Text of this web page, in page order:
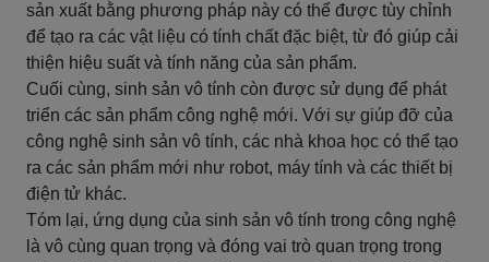
sản xuất bằng phương pháp này có thể được tùy chỉnh
để tạo ra các vật liệu có tính chất đặc biệt, từ đó giúp cải
thiện hiệu suất và tính năng của sản phẩm.
Cuối cùng, sinh sản vô tính còn được sử dụng để phát
triển các sản phẩm công nghệ mới. Với sự giúp đỡ của
công nghệ sinh sản vô tính, các nhà khoa học có thể tạo
ra các sản phẩm mới như robot, máy tính và các thiết bị
điện tử khác.
Tóm lại, ứng dụng của sinh sản vô tính trong công nghệ
là vô cùng quan trọng và đóng vai trò quan trọng trong